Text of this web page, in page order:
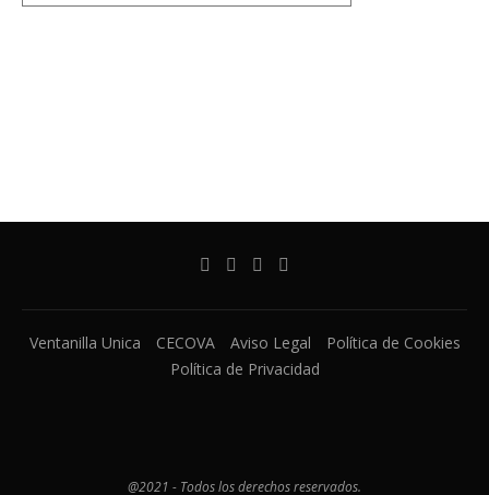
Ventanilla Unica CECOVA Aviso Legal
Política de Cookies
Política de Privacidad
@2021 - Todos los derechos reservados.